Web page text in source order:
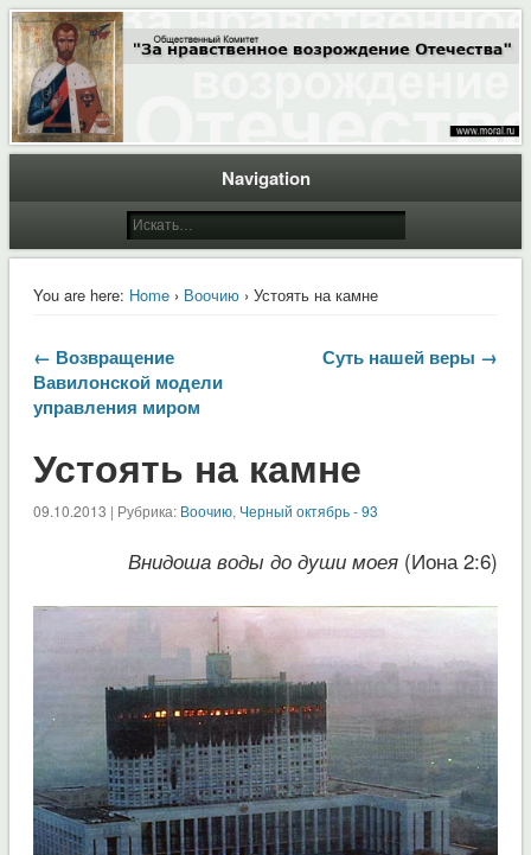
Moral.Ru
Общественный Комитет "За нравственное возрождение Отечества"
Navigation
You are here: Home› Воочию› Устоять на камне
← Возвращение
Вавилонской модели
управления миром
Суть нашей веры →
Устоять на камне
09.10.2013 | Рубрика: Воочию, Черный октябрь - 93
Внидоша воды до души моея (Иона 2:6)